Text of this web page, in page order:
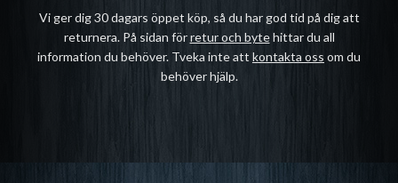
Vi ger dig 30 dagars öppet köp, så du har god tid på dig att
returnera. På sidan förretur och bytehittar du all
information du behöver. Tveka inte att kontakta oss om du
behöver hjälp.